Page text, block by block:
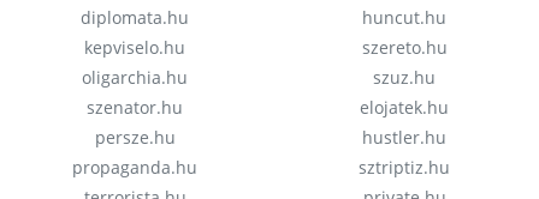
diplomata.hu
kepviselo.hu
oligarchia.hu
szenator.hu
persze.hu
propaganda.hu
huncut.hu
szereto.hu
szuz.hu
elojatek.hu
hustler.hu
sztriptiz.hu